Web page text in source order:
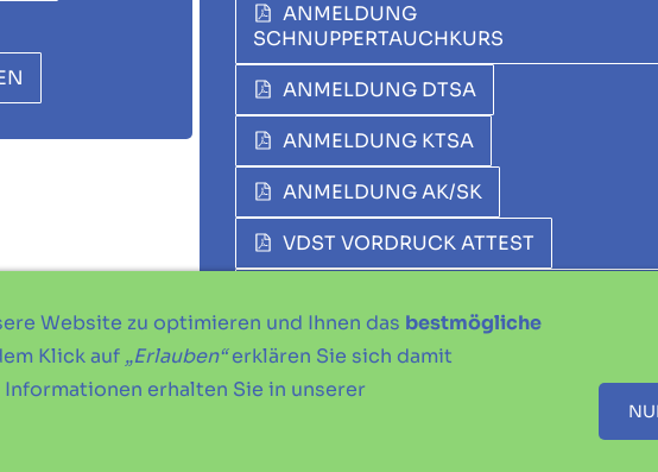
ANMELDUNG
SCHNUPPERTAUCHKURS
ANMELDUNG DTSA
ANMELDUNG KTSA
ANMELDUNG AK/SK
VDST VORDRUCK ATTEST
Website zu optimieren und Ihnen das bestmögliche
Klick auf „Erlauben“erklären Sie sich damit
erhalten Sie in unserer